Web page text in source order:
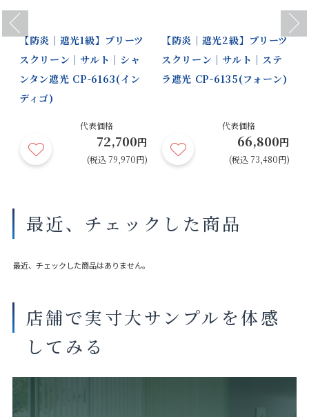
Previous
【防炎｜遮光1級】プリーツ
スクリーン｜サルト｜シャ
ンタン遮光 CP-6163(イン
ディゴ)
代表価格
72,700円
(税込 79,970円)
【防炎｜遮光2級】プリーツ
スクリーン｜サルト｜ステ
ラ遮光 CP-6135(フォーン)
代表価格
66,800円
(税込 73,480円)
Next
最近、チェックした商品
最近、チェックした商品はありません。
店舗で実寸大サンプルを体感
してみる